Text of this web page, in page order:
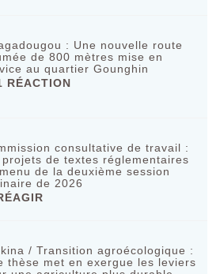
: Une nouvelle route
de 800 mètres mise en
au quartier Gounghin
RÉACTION
consultative de travail :
projets de textes réglementaires
de la deuxième session
de 2026
/ Transition agroécologique :
thèse met en exergue les leviers